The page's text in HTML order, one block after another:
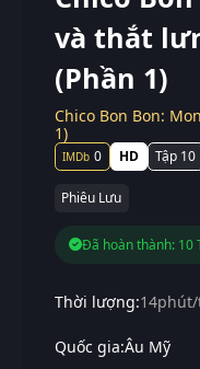
và thắt
(Phần 1)
Chico Bon Bon:
1)
0 HD Tập 10
Phiêu Lưu
Đã hoàn thành: 10
Thời lượng:
Quốc gia:Âu Mỹ